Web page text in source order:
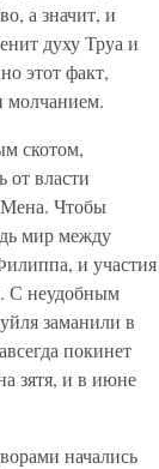
а значит, и
духу Труа и
этот факт,
молчанием.
скотом,
от власти
Чтобы
мир между
и участия
С неудобным
заманили в
покинет
зятя, и в июне
начались